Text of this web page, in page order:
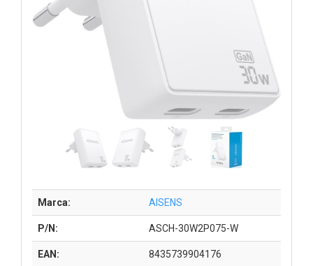
Marca: AISENS
P/N: ASCH-30W2P075-W
EAN: 8435739904176